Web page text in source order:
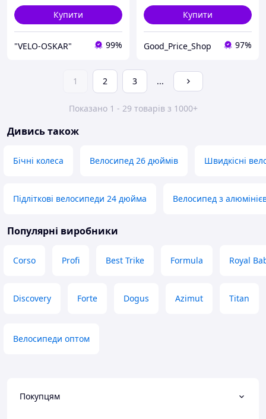
Купити
"VELO-OSKAR" 99%
Купити
Good_Price_Shop 97%
1 2 3 ...
Показано 1 - 29 товарів з 1000+
Дивись також
Бічні колеса Велосипед 26 дюймів Швидкісні
Підліткові велосипеди 24 дюйма Велосипед з
Популярні виробники
Corso Profi Best Trike Formula Royal
Discovery Forte Dogus Azimut Titan
Велосипеди оптом
Покупцям